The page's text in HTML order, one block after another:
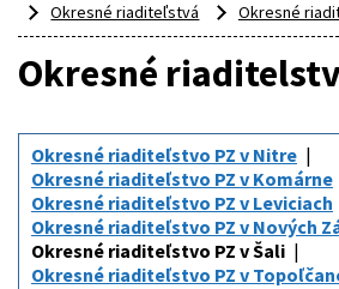
Okresné riaditeľstvá
Okresné
Okresné
Okresné riaditeľstvo PZ v Nitre
Okresné riaditeľstvo PZ v Komárne
Okresné riaditeľstvo PZ v Leviciach
Okresné riaditeľstvo PZ v Nových
Okresné riaditeľstvo PZ v Šali
Okresné riaditeľstvo PZ v